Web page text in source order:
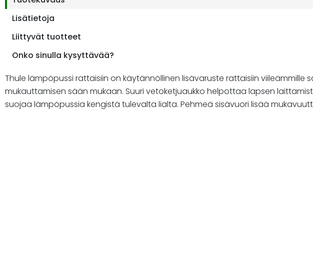
Lisätietoja
Liittyvät tuotteet
Onko sinulla kysyttävää?
Thule lämpöpussi rattaisiin on käytännöllinen lisävaruste rattaisiin
mukauttamisen sään mukaan. Suuri vetoketjuaukko helpottaa lapsen
suojaa lämpöpussia kengistä tulevalta lialta. Pehmeä sisävuori lisää